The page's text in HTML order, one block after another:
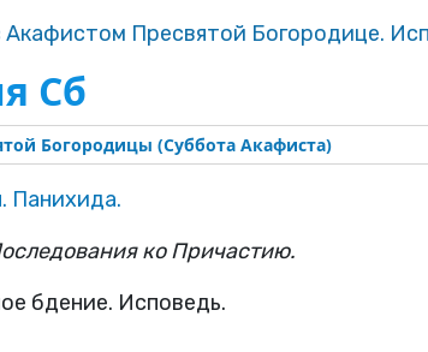
Акафистом Пресвятой Богородице.
Сб
Богородицы (Суббота Акафиста)
Панихида.
ко Причастию.
бдение. Исповедь.